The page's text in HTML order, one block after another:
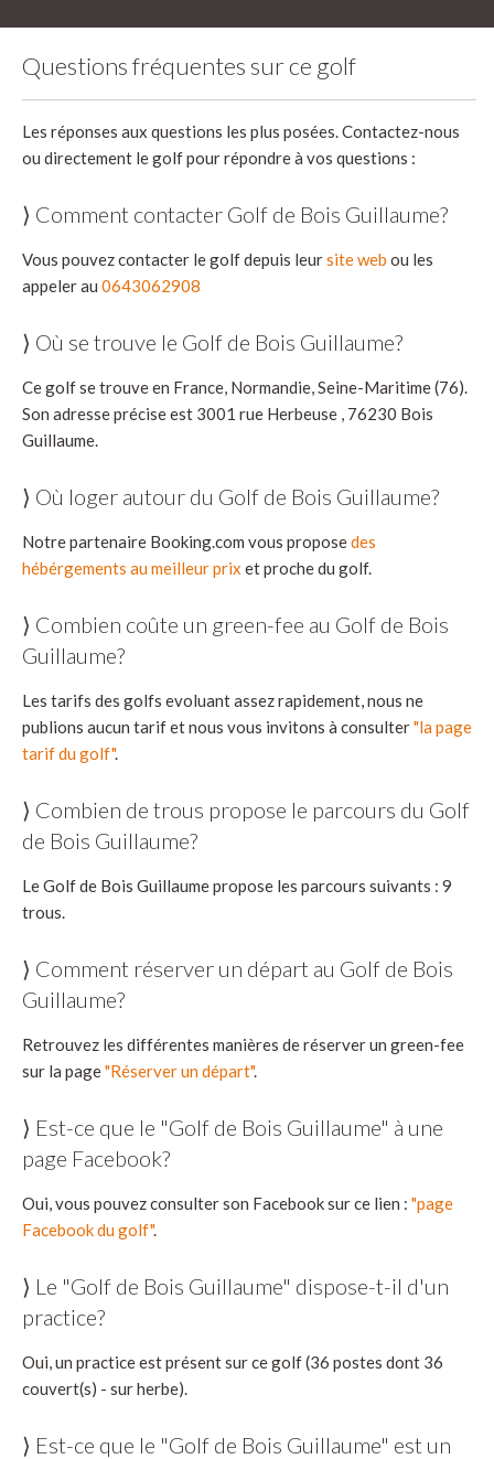
Questions fréquentes sur ce golf
Les réponses aux questions les plus posées. Contactez-nous
ou directement le golf pour répondre à vos questions :
⟩ Comment contacter Golf de Bois Guillaume?
Vous pouvez contacter le golf depuis leursite web ou les
appeler au 0643062908
⟩ Où se trouve le Golf de Bois Guillaume?
Ce golf se trouve en France, Normandie, Seine-Maritime (76).
Son adresse précise est 3001 rue Herbeuse , 76230 Bois
Guillaume.
⟩ Où loger autour du Golf de Bois Guillaume?
Notre partenaire Booking.com vous proposedes
hébérgements au meilleur prix et proche du golf.
⟩ Combien coûte un green-fee au Golf de Bois
Guillaume?
Les tarifs des golfs evoluant assez rapidement, nous ne
publions aucun tarif et nous vous invitons à consulter"la page
tarif du golf".
⟩ Combien de trous propose le parcours du Golf
de Bois Guillaume?
Le Golf de Bois Guillaume propose les parcours suivants : 9
trous.
⟩ Comment réserver un départ au Golf de Bois
Guillaume?
Retrouvez les différentes manières de réserver un green-fee
sur la page"Réserver un départ".
⟩ Est-ce que le "Golf de Bois Guillaume" à une
page Facebook?
Oui, vous pouvez consulter son Facebook sur ce lien : "page
Facebook du golf".
⟩ Le "Golf de Bois Guillaume" dispose-t-il d'un
practice?
Oui, un practice est présent sur ce golf (36 postes dont 36
couvert(s) - sur herbe).
⟩ Est-ce que le "Golf de Bois Guillaume" est un